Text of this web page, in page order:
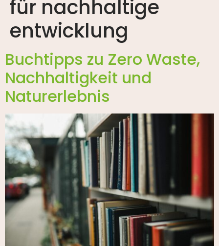
für nachhaltige
entwicklung
Buchtipps zu Zero Waste,
Nachhaltigkeit und
Naturerlebnis